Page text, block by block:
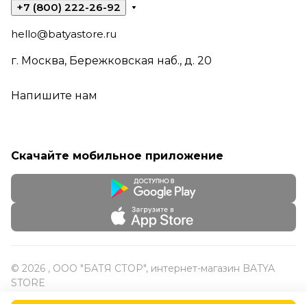
+7 (800) 222-26-92
hello@batyastore.ru
г. Москва, Бережковская наб., д. 20
Напишите нам
Скачайте мобильное приложение
© 2026 , ООО "БАТЯ СТОР", интернет-магазин BATYA
STORE